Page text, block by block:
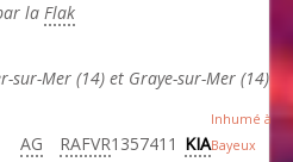
la Flak
sur-Mer (14) et Graye-sur-Mer (14)
AG RAFVR1357411 KIA
Inhumé à
Bayeux